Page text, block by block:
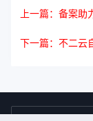
上一篇：备案
下一篇：不二云